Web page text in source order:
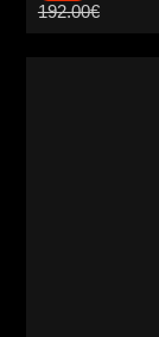
192.00€